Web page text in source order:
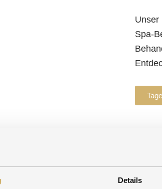
Details
Unser
Spa-
Sauna mit Aquaviva & Farblichttherapie